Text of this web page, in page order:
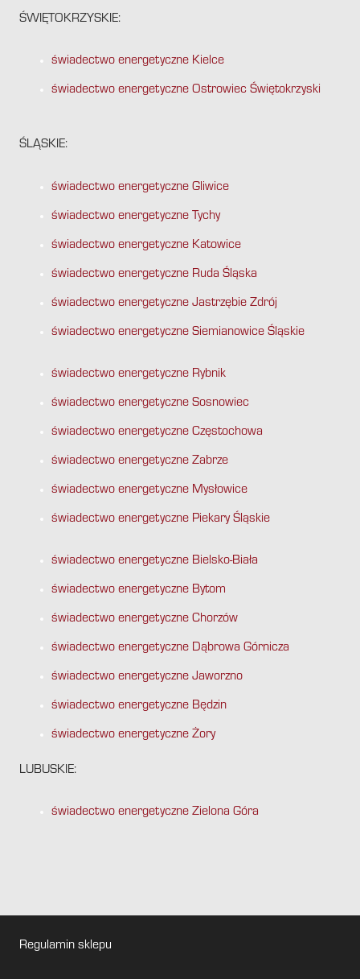
ŚWIĘTOKRZYSKIE:
świadectwo energetyczne Kielce
świadectwo energetyczne Ostrowiec Świętokrzyski
ŚLĄSKIE:
świadectwo energetyczne Gliwice
świadectwo energetyczne Tychy
świadectwo energetyczne Katowice
świadectwo energetyczne Ruda Śląska
świadectwo energetyczne Jastrzębie Zdrój
świadectwo energetyczne Siemianowice Śląskie
świadectwo energetyczne Rybnik
świadectwo energetyczne Sosnowiec
świadectwo energetyczne Częstochowa
świadectwo energetyczne Zabrze
świadectwo energetyczne Mysłowice
świadectwo energetyczne Piekary Śląskie
świadectwo energetyczne Bielsko-Biała
świadectwo energetyczne Bytom
świadectwo energetyczne Chorzów
świadectwo energetyczne Dąbrowa Górnicza
świadectwo energetyczne Jaworzno
świadectwo energetyczne Będzin
świadectwo energetyczne Żory
LUBUSKIE:
świadectwo energetyczne Zielona Góra
Regulamin sklepu